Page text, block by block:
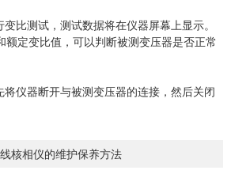
测试，测试数据将在仪器屏幕上显示。
额定变比值，可以判断被测变压器是否正常
仪器断开与被测变压器的连接，然后关闭
核相仪的维护保养方法